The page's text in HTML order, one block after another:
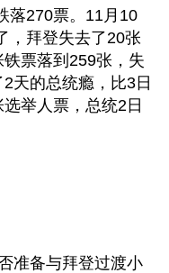
落270票。11月10
，拜登失去了20张
票落到259张，失
天的总统瘾，比3日
举人票，总统2日
准备与拜登过渡小